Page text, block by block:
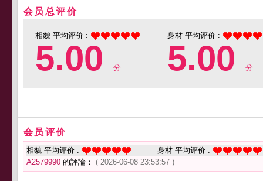
会员总评价
相貌 平均评价 :
5.00 分
身材 平均评价 :
5.00 分
会员评价
相貌 平均评价 :
身材 平均评价 :
A2579990 的評論： ( 2026-06-08 23:53:57 )